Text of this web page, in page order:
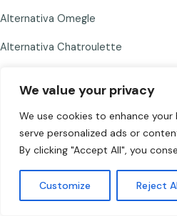
We value your privacy
We use cookies to enhance your
serve personalized ads or
By clicking "Accept All", you
Customize Reject
Alternativa Omegle
Alternativa Chatroulette
Mostrar más alternativas
Normas de la comunidad